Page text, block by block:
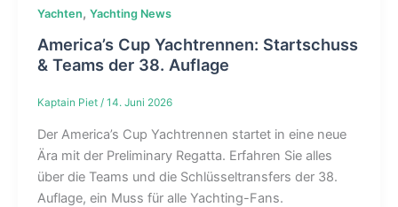
Yachten, Yachting News
America’s Cup Yachtrennen: Startschuss
& Teams der 38. Auflage
Kaptain Piet / 14. Juni 2026
Der America’s Cup Yachtrennen startet in eine neue
Ära mit der Preliminary Regatta. Erfahren Sie alles
über die Teams und die Schlüsseltransfers der 38.
Auflage, ein Muss für alle Yachting-Fans.